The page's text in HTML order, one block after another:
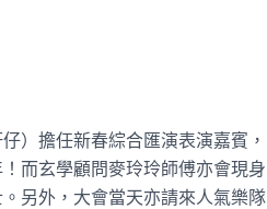
）擔任新春綜合匯演表演嘉賓，
而玄學顧問麥玲玲師傅亦會現身
另外，大會當天亦請來人氣樂隊